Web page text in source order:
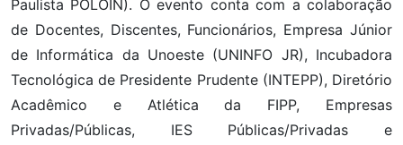
Paulista POLOIN). O evento conta com a colaboração
de Docentes, Discentes, Funcionários, Empresa Júnior
de Informática da Unoeste (UNINFO JR), Incubadora
Tecnológica de Presidente Prudente (INTEPP), Diretório
Acadêmico e Atlética da FIPP, Empresas
Privadas/Públicas, IES Públicas/Privadas e